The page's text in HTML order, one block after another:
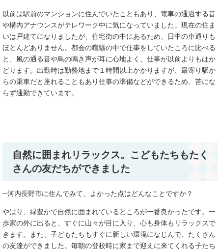
以前は駅前のマンションに住んでいたこともあり、電車の通過する音
や構内アナウンスがテレワーク中に気になっていました。現在の住ま
いは戸建てになりましたが、住宅街の中にあるため、日中の車通りも
ほとんどありません。都会の喧騒の中で仕事をしていたころに比べる
と、風の通る音や鳥の鳴き声が耳に心地よく、仕事が以前よりもはか
どります。出勤時は勤務地まで１時間以上かかりますが、最寄り駅か
らの乗車だと座れることもあり仕事の準備などができるため、苦にな
らず通勤できています。
自然に囲まれリラックス。こどもたちもたく
さんの友だちができました
─河内長野市に住んでみて、よかった点はどんなことですか？
やはり、緑豊かで自然に囲まれているところが一番良かったです。一
歩家の外に出ると、すぐに山々が目に入り、心も身体もリラックスで
きます。また、子どもたちもすぐに新しい環境になじんで、たくさん
の友達ができました。毎朝の登校時に家まで迎えに来てくれる子たち